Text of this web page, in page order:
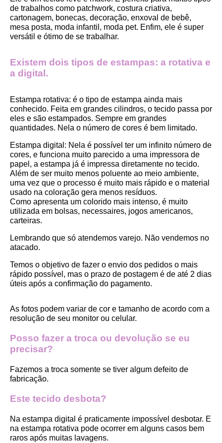
de trabalhos como patchwork, costura criativa,
cartonagem, bonecas, decoração, enxoval de bebê,
mesa posta, moda infantil, moda pet. Enfim, ele é super
versátil e ótimo de se trabalhar.
Existem dois tipos de estampas: a rotativa e
a digital.
Estampa rotativa: é o tipo de estampa ainda mais
conhecido. Feita em grandes cilindros, o tecido passa por
eles e são estampados. Sempre em grandes
quantidades. Nela o número de cores é bem limitado.
Estampa digital : Nela é possível ter um infinito número de
cores, e funciona muito parecido a uma impressora de
papel, a estampa já é impressa diretamente no tecido.
Além de ser muito menos poluente ao meio ambiente,
uma vez que o processo é muito mais rápido e o material
usado na coloração gera menos resíduos.
Como apresenta um colorido mais intenso, é muito
utilizada em bolsas, necessaires, jogos americanos,
carteiras.
Lembrando que só atendemos varejo. Não vendemos no
atacado.
Temos o objetivo de fazer o envio dos pedidos o mais
rápido possível, mas o prazo de postagem é de até 2 dias
úteis após a confirmação do pagamento.
As fotos podem variar de cor e tamanho de acordo com a
resolução de seu monitor ou celular.
Posso fazer a troca ou devolução se eu
precisar?
Fazemos a troca somente se tiver algum defeito de
fabricação.
Este tecido desbota?
Na estampa digital é praticamente impossível desbotar. E
na estampa rotativa pode ocorrer em alguns casos bem
raros após muitas lavagens.